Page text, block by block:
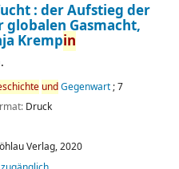
: der Aufstieg der
Gasmacht,
Krempin
undGegenwart; 7
Druck
Verlag,2020